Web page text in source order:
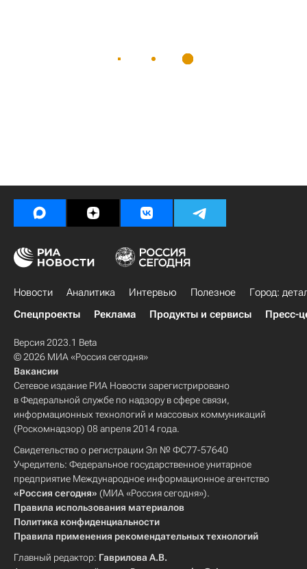
Новости Аналитика Интервью Полезное
Город:
Спецпроекты
Реклама Продукты и сервисы Пресс-
Версия 2023.1 Beta
© 2026 МИА «Россия сегодня»
Вакансии
Сетевое издание РИА Новости зарегистрировано
в Федеральной службе по надзору в сфере связи,
информационных технологий и массовых коммуникаций
(Роскомнадзор) 08 апреля 2014 года.
Свидетельство о регистрации Эл № ФС77-57640
Учредитель: Федеральное государственное унитарное
предприятие Международное информационное агентство
«Россия сегодня» (МИА «Россия сегодня»).
Правила использования материалов
Политика конфиденциальности
Правила применения рекомендательных технологий
Главный редактор: Гаврилова А.В.